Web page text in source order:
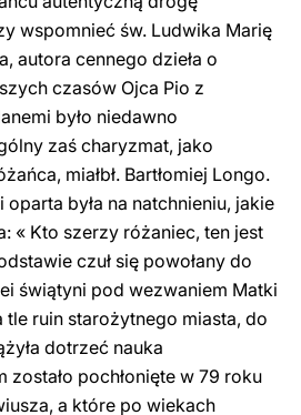
wspomnieć św. Ludwika Marię
autora cennego dzieła o
czasów Ojca Pio z
było niedawno
zaś charyzmat, jako
miałbł. Bartłomiej Longo.
była na natchnieniu, jakie
« Kto szerzy różaniec, ten jest
czuł się powołany do
świątyni pod wezwaniem Matki
tle ruin starożytnego miasta, do
dotrzeć nauka
zostało pochłonięte w 79 roku
a które po wiekach